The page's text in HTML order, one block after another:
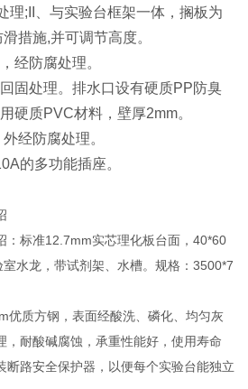
理;II、与实验台框架一体，搁板为
措施,并可调节高度。
经防腐处理。
固处理。排水口设有硬质PP防臭
硬质PVC材料，壁厚2mm。
经防腐处理。
的多功能插座。
：标准12.7mm实芯理化板台面，40*60
水龙，带试剂架、水槽。规格：3500*7
优质方钢，表面经酸洗、磷化、均匀灰
，耐酸碱腐蚀，承重性能好，使用寿命
断路安全保护器，以便每个实验台能独立